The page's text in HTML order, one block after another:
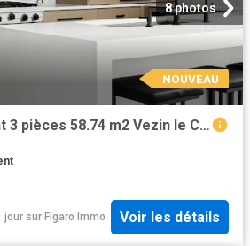
8 photos
NOUVEAU
Vente Appartement 3 pièces 58.74 m2 Vezin le Coquet
jour sur Figaro Immo Voir les détails